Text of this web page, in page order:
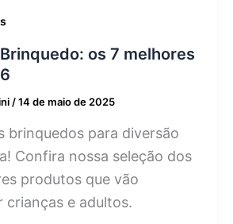
os 7 melhores
/14 de maio de 2025
brinquedos para diversão
Confira nossa seleção dos
produtos que vão
crianças e adultos.